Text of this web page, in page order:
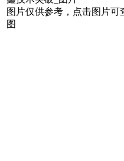
图片仅供参考，点击图片可
图